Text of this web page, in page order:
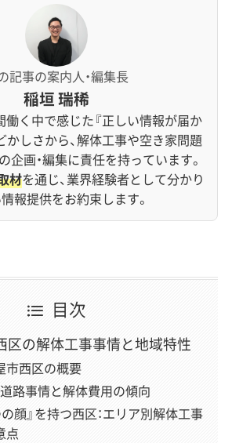
記事の案内人・編集長
稲垣 瑞稀
く中で感じた『正しい情報が届か
かしさから、解体工事や空き家問題
企画・編集に責任を持っています。
材を通じ、業界経験者として分かり
報提供をお約束します。
目次
区の解体工事事情と地域特性
市西区の概要
道路事情と解体費用の傾向
の顔』を持つ西区：エリア別解体工事
点